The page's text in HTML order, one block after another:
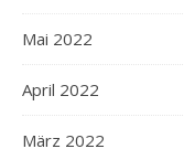
Mai 2022
April 2022
März 2022